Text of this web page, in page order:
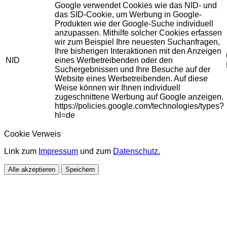
NID
Google verwendet Cookies wie das NID- und
das SID-Cookie, um Werbung in Google-
Produkten wie der Google-Suche individuell
anzupassen. Mithilfe solcher Cookies erfassen
wir zum Beispiel Ihre neuesten Suchanfragen,
Ihre bisherigen Interaktionen mit den Anzeigen
eines Werbetreibenden oder den
Suchergebnissen und Ihre Besuche auf der
Website eines Werbetreibenden. Auf diese
Weise können wir Ihnen individuell
zugeschnittene Werbung auf Google anzeigen.
https://policies.google.com/technologies/types?
hl=de
Cookie Verweis
Link zum Impressum und zum Datenschutz.
Alle akzeptieren Speichern